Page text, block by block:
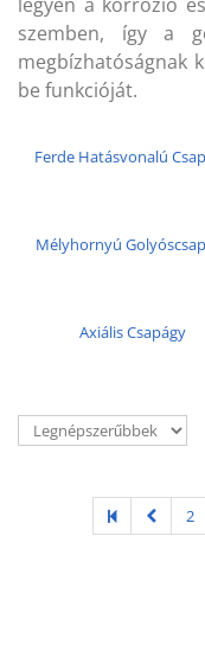
KAPCSOLAT
CIKKEK
szemben, így a
megbízhatóságnak
be funkcióját.
Ferde Hatásvonalú
Mélyhornyú
Axiális Csapágy
2